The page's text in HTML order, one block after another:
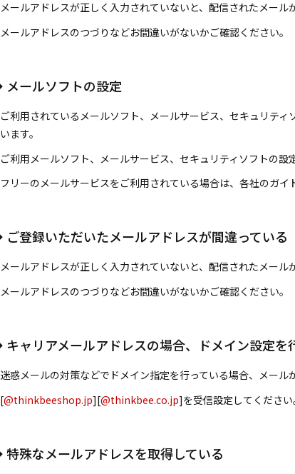
メールアドレスが正しく入力されていないと、配信されたメール
メールアドレスのつづりなどお間違いがないかご確認ください。
メールソフトの設定
ご利用されているメールソフト、メールサービス、セキュリテ
います。
ご利用メールソフト、メールサービス、セキュリティソフトの設
フリーのメールサービスをご利用されている場合は、各社のガイ
ご登録いただいたメールアドレスが間違っている
メールアドレスが正しく入力されていないと、配信されたメール
メールアドレスのつづりなどお間違いがないかご確認ください。
キャリアメールアドレスの場合、ドメイン設定を
迷惑メールの対策などでドメイン指定を行っている場合、メール
[@thinkbeeshop.jp][@thinkbee.co.jp]を受信設定してください
特殊なメールアドレスを取得している